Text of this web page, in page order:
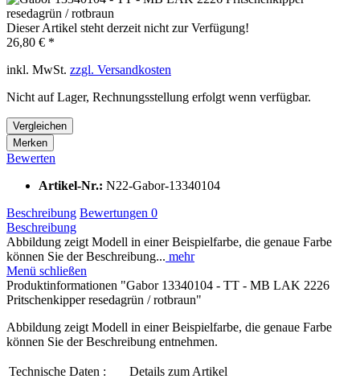
Dieser Artikel steht derzeit nicht zur Verfügung!
26,80 € *
inkl. MwSt. zzgl. Versandkosten
Nicht auf Lager, Rechnungsstellung erfolgt wenn verfügbar.
Vergleichen
Merken
Bewerten
Artikel-Nr.: N22-Gabor-13340104
Beschreibung Bewertungen 0
Beschreibung
Abbildung zeigt Modell in einer Beispielfarbe, die genaue Farbe
können Sie der Beschreibung... mehr
Menü schließen
Produktinformationen "Gabor 13340104 - TT - MB LAK 2226
Pritschenkipper resedagrün / rotbraun"
Abbildung zeigt Modell in einer Beispielfarbe, die genaue Farbe
können Sie der Beschreibung entnehmen.
Technische Daten :
Details zum Artikel